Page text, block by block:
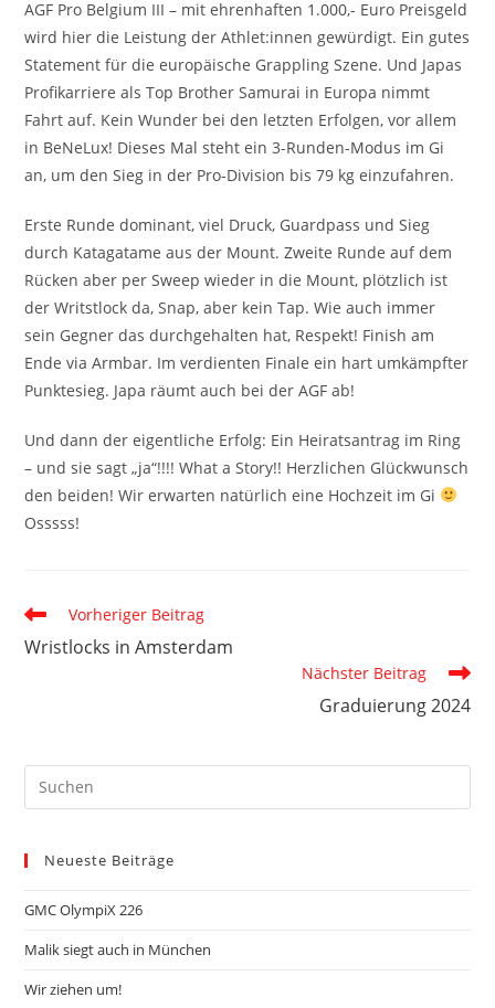
AGF Pro Belgium III – mit ehrenhaften 1.000,- Euro Preisgeld
wird hier die Leistung der Athlet:innen gewürdigt. Ein gutes
Statement für die europäische Grappling Szene. Und Japas
Profikarriere als Top Brother Samurai in Europa nimmt
Fahrt auf. Kein Wunder bei den letzten Erfolgen, vor allem
in BeNeLux! Dieses Mal steht ein 3-Runden-Modus im Gi
an, um den Sieg in der Pro-Division bis 79 kg einzufahren.
Erste Runde dominant, viel Druck, Guardpass und Sieg
durch Katagatame aus der Mount. Zweite Runde auf dem
Rücken aber per Sweep wieder in die Mount, plötzlich ist
der Writstlock da, Snap, aber kein Tap. Wie auch immer
sein Gegner das durchgehalten hat, Respekt! Finish am
Ende via Armbar. Im verdienten Finale ein hart umkämpfter
Punktesieg. Japa räumt auch bei der AGF ab!
Und dann der eigentliche Erfolg: Ein Heiratsantrag im Ring
– und sie sagt „ja“!!!! What a Story!! Herzlichen Glückwunsch
den beiden! Wir erwarten natürlich eine Hochzeit im Gi
Osssss!
Weitere
ansehen
Vorheriger Beitrag
Wristlocks in Amsterdam
Nächster Beitrag
Graduierung 2024
Neueste Beiträge
GMC OlympiX 226
Malik siegt auch in München
Wir ziehen um!